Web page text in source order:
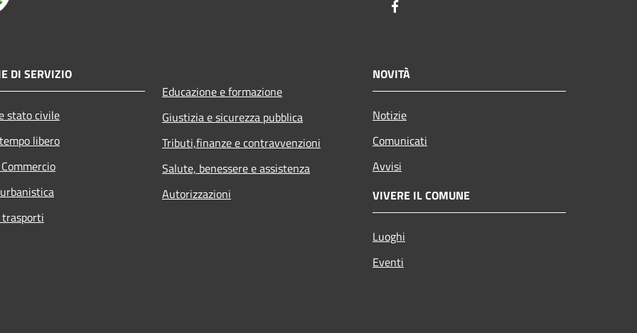
DI SERVIZIO
stato civile
libero
Educazione e formazione
Giustizia e sicurezza pubblica
Tributi,finanze e contravvenzioni
Salute, benessere e assistenza
Autorizzazioni
NOVITÀ
Notizie
Comunicati
Avvisi
VIVERE IL COMUNE
Luoghi
Eventi